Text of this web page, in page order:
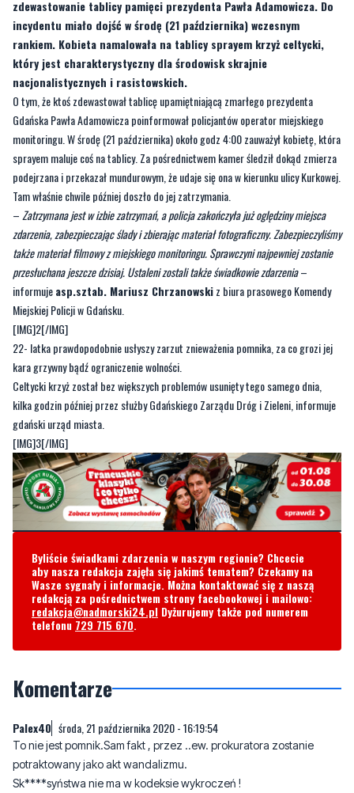
zdewastowanie tablicy pamięci prezydenta Pawła Adamowicza. Do
incydentu miało dojść w środę (21 października) wczesnym
rankiem. Kobieta namalowała na tablicy sprayem krzyż celtycki,
który jest charakterystyczny dla środowisk skrajnie
nacjonalistycznych i rasistowskich.
O tym, że ktoś zdewastował tablicę upamiętniającą zmarłego prezydenta
Gdańska Pawła Adamowicza poinformował policjantów operator miejskiego
monitoringu. W środę (21 października) około godz 4:00 zauważył kobietę, która
sprayem maluje coś na tablicy. Za pośrednictwem kamer śledził dokąd zmierza
podejrzana i przekazał mundurowym, że udaje się ona w kierunku ulicy Kurkowej.
Tam właśnie chwile później doszło do jej zatrzymania.
– Zatrzymana jest w izbie zatrzymań, a policja zakończyła już oględziny miejsca
zdarzenia, zabezpieczając ślady i zbierając materiał fotograficzny. Zabezpieczyliśmy
także materiał filmowy z miejskiego monitoringu. Sprawczyni najpewniej zostanie
przesłuchana jeszcze dzisiaj. Ustaleni zostali także świadkowie zdarzenia–
informujeasp.sztab. Mariusz Chrzanowskiz biura prasowego Komendy
Miejskiej Policji w Gdańsku.
[IMG]2[/IMG]
22- latka prawdopodobnie usłyszy zarzut znieważenia pomnika, za co grozi jej
kara grzywny bądź ograniczenie wolności.
Celtycki krzyż został bez większych problemów usunięty tego samego dnia,
kilka godzin później przez służby Gdańskiego Zarządu Dróg i Zieleni, informuje
gdański urząd miasta.
[IMG]3[/IMG]
Byliście świadkami zdarzenia w naszym regionie? Chcecie
aby nasza redakcja zajęła się jakimś tematem? Czekamy na
Wasze sygnały i informacje. Można kontaktować się z naszą
redakcją za pośrednictwem strony facebookowej i mailowo:
redakcja@nadmorski24.pl Dyżurujemy także pod numerem
telefonu 729 715 670.
Komentarze
Palex40 środa, 21 października 2020 - 16:19:54
To nie jest pomnik.Sam fakt , przez ..ew. prokuratora zostanie
potraktowany jako akt wandalizmu.
Sk****syństwa nie ma w kodeksie wykroczeń !